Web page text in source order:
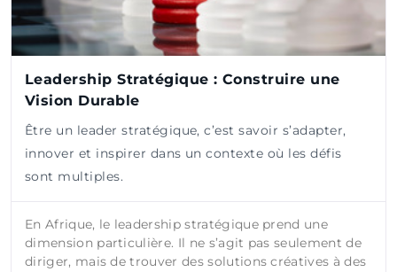
Leadership Stratégique : Construire une
Vision Durable
Être un leader stratégique, c’est savoir s’adapter,
innover et inspirer dans un contexte où les défis
sont multiples.
En Afrique, le leadership stratégique prend une
dimension particulière. Il ne s’agit pas seulement de
diriger, mais de trouver des solutions créatives à des